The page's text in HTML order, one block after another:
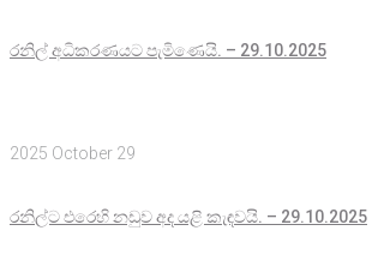
රනිල් අධිකරණයට පැමිණෙයි. – 29.10.2025
2025 October 29
රනිල්ට එරෙහි නඩුව අද යළි කැඳවයි. – 29.10.2025